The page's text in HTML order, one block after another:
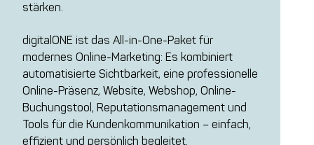
stärken.
digitalONE ist das All-in-One-Paket für
modernes Online-Marketing: Es kombiniert
automatisierte Sichtbarkeit, eine professionelle
Online-Präsenz, Website, Webshop, Online-
Buchungstool, Reputationsmanagement und
Tools für die Kundenkommunikation – einfach,
effizient und persönlich begleitet.